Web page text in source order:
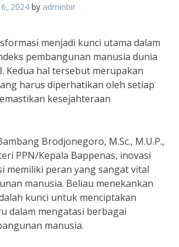
2024 by adminbir
menjadi kunci utama dalam
pembangunan manusia dunia
Kedua hal tersebut merupakan
harus diperhatikan oleh setiap
kesejahteraan
Brodjonegoro, M.Sc., M.U.P.,
PPN/Kepala Bappenas, inovasi
memiliki peran yang sangat vital
manusia. Beliau menekankan
kunci untuk menciptakan
dalam mengatasi berbagai
manusia.